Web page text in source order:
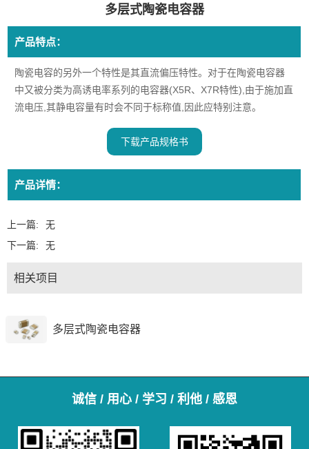
多层式陶瓷电容器
产品特点：
陶瓷电容的另外一个特性是其直流偏压特性。对于在陶瓷电容器
中又被分类为高诱电率系列的电容器(X5R、X7R特性),由于施加直
流电压,其静电容量有时会不同于标称值,因此应特别注意。
下载产品规格书
产品详情：
上一篇:
无
下一篇:
无
相关项目
多层式陶瓷电容器
诚信 / 用心 / 学习 / 利他 / 感恩